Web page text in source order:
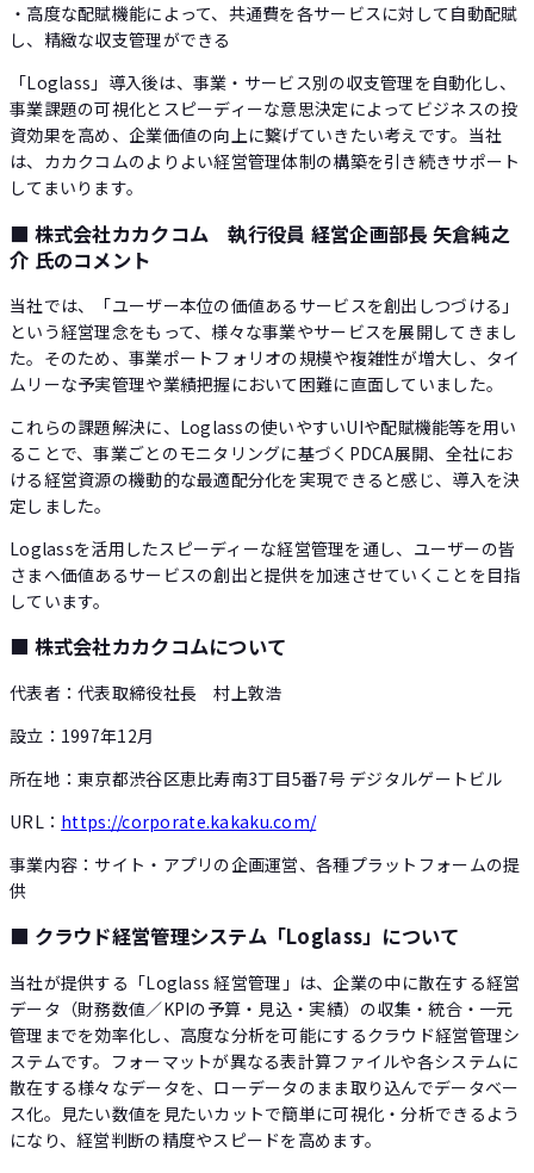
・高度な配賦機能によって、共通費を各サービスに対して自動配賦
し、精緻な収支管理ができる
「Loglass」導入後は、事業・サービス別の収支管理を自動化し、
事業課題の可視化とスピーディーな意思決定によってビジネスの投
資効果を高め、企業価値の向上に繋げていきたい考えです。当社
は、カカクコムのよりよい経営管理体制の構築を引き続きサポート
してまいります。
■ 株式会社カカクコム 執行役員 経営企画部長 矢倉純之
介 氏のコメント
当社では、「ユーザー本位の価値あるサービスを創出しつづける」
という経営理念をもって、様々な事業やサービスを展開してきまし
た。そのため、事業ポートフォリオの規模や複雑性が増大し、タイ
ムリーな予実管理や業績把握において困難に直面していました。
これらの課題解決に、Loglassの使いやすいUIや配賦機能等を用い
ることで、事業ごとのモニタリングに基づくPDCA展開、全社にお
ける経営資源の機動的な最適配分化を実現できると感じ、導入を決
定しました。
Loglassを活用したスピーディーな経営管理を通し、ユーザーの皆
さまへ価値あるサービスの創出と提供を加速させていくことを目指
しています。
■ 株式会社カカクコムについて
代表者：代表取締役社長 村上敦浩
設立：1997年12月
所在地：東京都渋谷区恵比寿南3丁目5番7号 デジタルゲートビル
URL： https://corporate.kakaku.com/
事業内容：サイト・アプリの企画運営、各種プラットフォームの提
供
■ クラウド経営管理システム「Loglass」について
当社が提供する「Loglass 経営管理」は、企業の中に散在する経営
データ（財務数値／KPIの予算・見込・実績）の収集・統合・一元
管理までを効率化し、高度な分析を可能にするクラウド経営管理シ
ステムです。フォーマットが異なる表計算ファイルや各システムに
散在する様々なデータを、ローデータのまま取り込んでデータベー
ス化。見たい数値を見たいカットで簡単に可視化・分析できるよう
になり、経営判断の精度やスピードを高めます。